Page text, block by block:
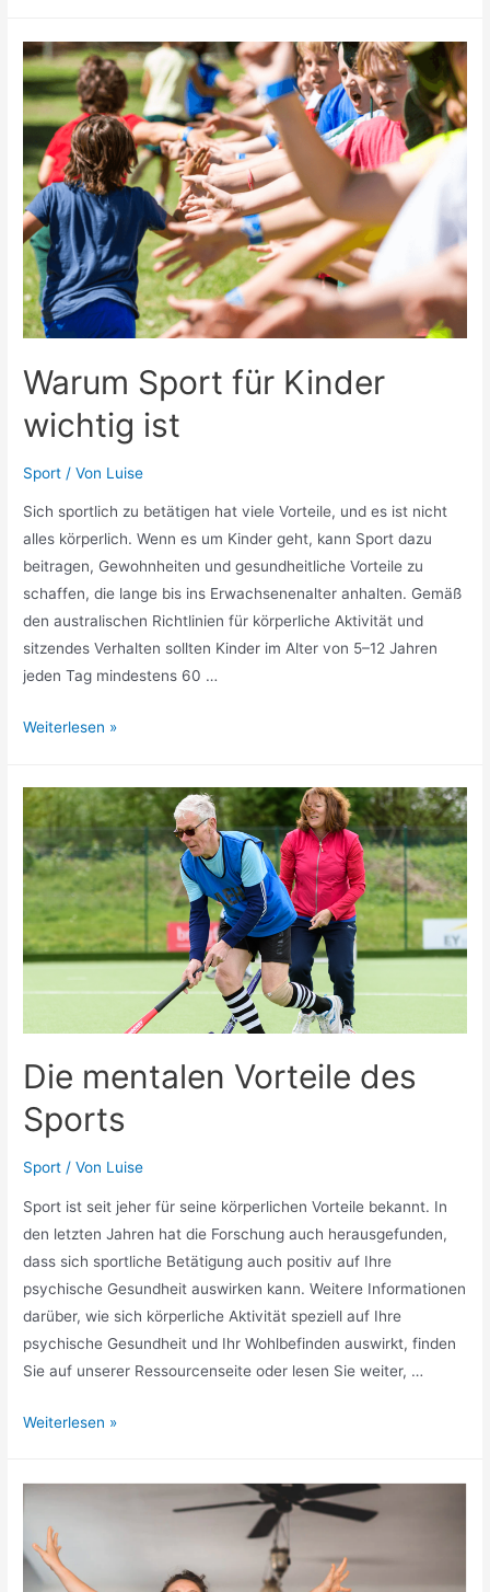
wichtig?
Warum Sport für Kinder
wichtig ist
Sport / Von Luise
Sich sportlich zu betätigen hat viele Vorteile, und es ist nicht
alles körperlich. Wenn es um Kinder geht, kann Sport dazu
beitragen, Gewohnheiten und gesundheitliche Vorteile zu
schaffen, die lange bis ins Erwachsenenalter anhalten. Gemäß
den australischen Richtlinien für körperliche Aktivität und
sitzendes Verhalten sollten Kinder im Alter von 5–12 Jahren
jeden Tag mindestens 60 …
Warum
Kinder
wichtig
ist
Weiterlesen »
Die mentalen Vorteile des
Sports
Sport / Von Luise
Sport ist seit jeher für seine körperlichen Vorteile bekannt. In
den letzten Jahren hat die Forschung auch herausgefunden,
dass sich sportliche Betätigung auch positiv auf Ihre
psychische Gesundheit auswirken kann. Weitere Informationen
darüber, wie sich körperliche Aktivität speziell auf Ihre
psychische Gesundheit und Ihr Wohlbefinden auswirkt, finden
Sie auf unserer Ressourcenseite oder lesen Sie weiter, …
Die
Sports
Weiterlesen »